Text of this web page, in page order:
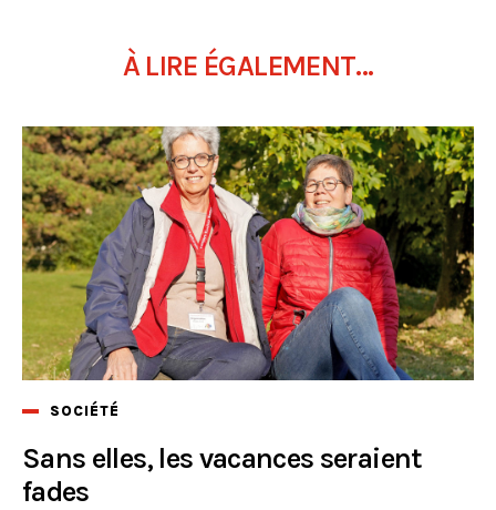
À LIRE ÉGALEMENT...
SOCIÉTÉ
Sans elles, les vacances seraient
fades